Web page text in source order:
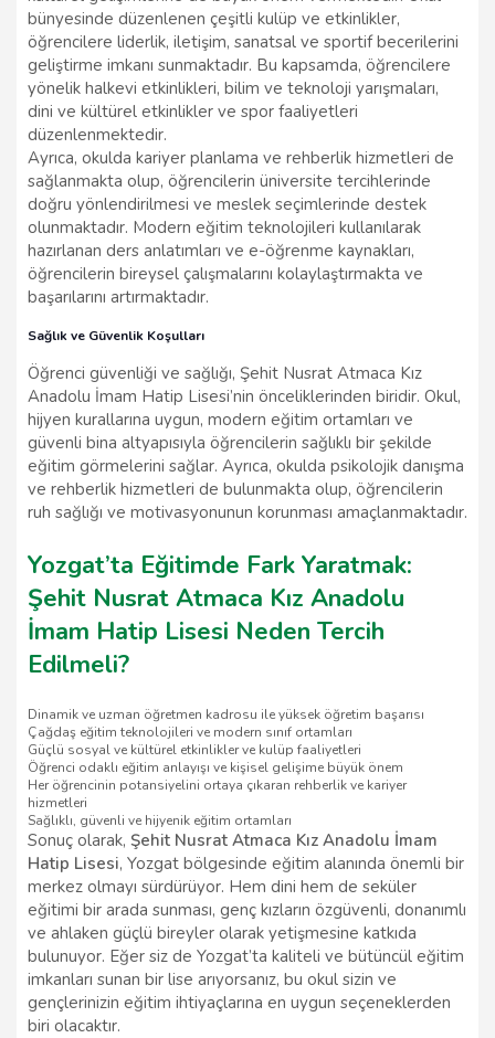
bünyesinde düzenlenen çeşitli kulüp ve etkinlikler,
öğrencilere liderlik, iletişim, sanatsal ve sportif becerilerini
geliştirme imkanı sunmaktadır. Bu kapsamda, öğrencilere
yönelik halkevi etkinlikleri, bilim ve teknoloji yarışmaları,
dini ve kültürel etkinlikler ve spor faaliyetleri
düzenlenmektedir.
Ayrıca, okulda kariyer planlama ve rehberlik hizmetleri de
sağlanmakta olup, öğrencilerin üniversite tercihlerinde
doğru yönlendirilmesi ve meslek seçimlerinde destek
olunmaktadır. Modern eğitim teknolojileri kullanılarak
hazırlanan ders anlatımları ve e-öğrenme kaynakları,
öğrencilerin bireysel çalışmalarını kolaylaştırmakta ve
başarılarını artırmaktadır.
Sağlık ve Güvenlik Koşulları
Öğrenci güvenliği ve sağlığı, Şehit Nusrat Atmaca Kız
Anadolu İmam Hatip Lisesi’nin önceliklerinden biridir. Okul,
hijyen kurallarına uygun, modern eğitim ortamları ve
güvenli bina altyapısıyla öğrencilerin sağlıklı bir şekilde
eğitim görmelerini sağlar. Ayrıca, okulda psikolojik danışma
ve rehberlik hizmetleri de bulunmakta olup, öğrencilerin
ruh sağlığı ve motivasyonunun korunması amaçlanmaktadır.
Yozgat’ta Eğitimde Fark Yaratmak:
Şehit Nusrat Atmaca Kız Anadolu
İmam Hatip Lisesi Neden Tercih
Edilmeli?
Dinamik ve uzman öğretmen kadrosu ile yüksek öğretim başarısı
Çağdaş eğitim teknolojileri ve modern sınıf ortamları
Güçlü sosyal ve kültürel etkinlikler ve kulüp faaliyetleri
Öğrenci odaklı eğitim anlayışı ve kişisel gelişime büyük önem
Her öğrencinin potansiyelini ortaya çıkaran rehberlik ve kariyer
hizmetleri
Sağlıklı, güvenli ve hijyenik eğitim ortamları
Sonuç olarak, Şehit Nusrat Atmaca Kız Anadolu İmam
Hatip Lisesi, Yozgat bölgesinde eğitim alanında önemli bir
merkez olmayı sürdürüyor. Hem dini hem de seküler
eğitimi bir arada sunması, genç kızların özgüvenli, donanımlı
ve ahlaken güçlü bireyler olarak yetişmesine katkıda
bulunuyor. Eğer siz de Yozgat’ta kaliteli ve bütüncül eğitim
imkanları sunan bir lise arıyorsanız, bu okul sizin ve
gençlerinizin eğitim ihtiyaçlarına en uygun seçeneklerden
biri olacaktır.